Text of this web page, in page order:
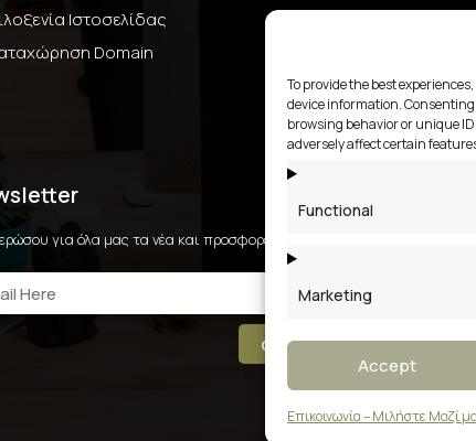
To provide the best
device information.
browsing behavior or unique
adversely affect certain
Functional
Marketing
Accept
Επικοινωνία – Μιλήστε Μαζί
Ιστοσελίδας
Domain
Digital
για όλα μας τα νέα και προσφορές.
αποστολή